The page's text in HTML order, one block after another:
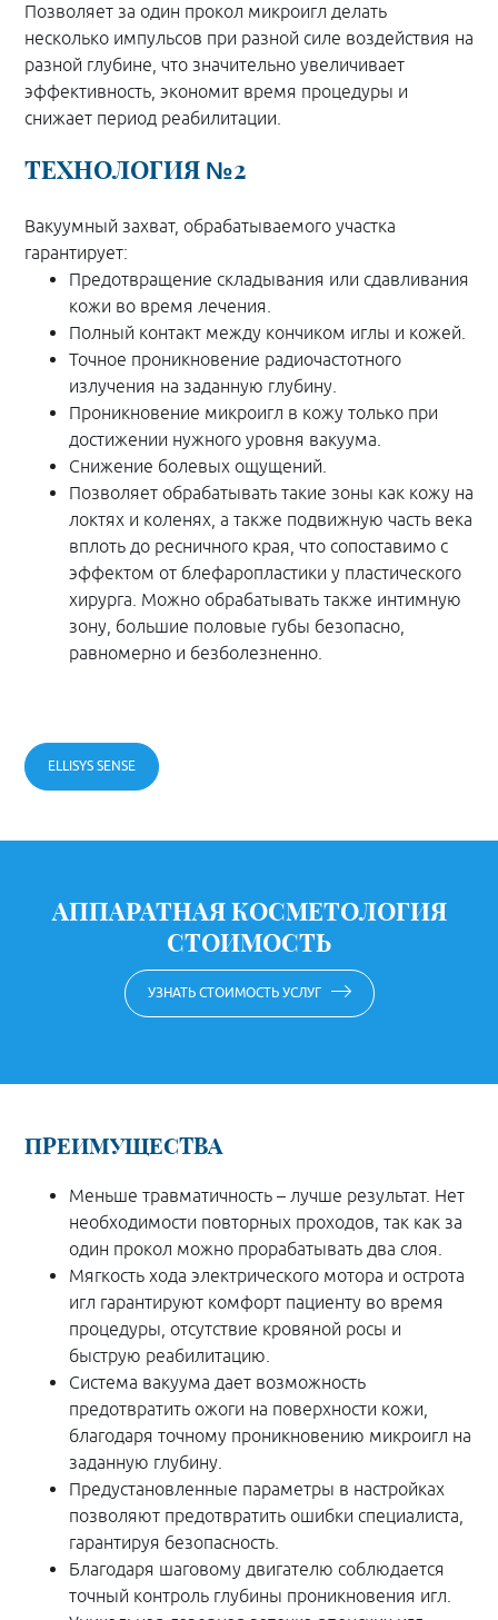
Позволяет за один прокол микроигл делать
несколько импульсов при разной силе воздействия на
разной глубине, что значительно увеличивает
эффективность, экономит время процедуры и
снижает период реабилитации.
ТЕХНОЛОГИЯ №2
Вакуумный захват, обрабатываемого участка
гарантирует:
Предотвращение складывания или сдавливания
кожи во время лечения.
Полный контакт между кончиком иглы и кожей.
Точное проникновение радиочастотного
излучения на заданную глубину.
Проникновение микроигл в кожу только при
достижении нужного уровня вакуума.
Снижение болевых ощущений.
Позволяет обрабатывать такие зоны как кожу на
локтях и коленях, а также подвижную часть века
вплоть до ресничного края, что сопоставимо с
эффектом от блефаропластики у пластического
хирурга. Можно обрабатывать также интимную
зону, большие половые губы безопасно,
равномерно и безболезненно.
ELLISYS SENSE
АППАРАТНАЯ КОСМЕТОЛОГИЯ
СТОИМОСТЬ
УЗНАТЬ СТОИМОСТЬ УСЛУГ
ПРЕИМУЩЕСТВА
Меньше травматичность – лучше результат. Нет
необходимости повторных проходов, так как за
один прокол можно прорабатывать два слоя.
Мягкость хода электрического мотора и острота
игл гарантируют комфорт пациенту во время
процедуры, отсутствие кровяной росы и
быструю реабилитацию.
Система вакуума дает возможность
предотвратить ожоги на поверхности кожи,
благодаря точному проникновению микроигл на
заданную глубину.
Предустановленные параметры в настройках
позволяют предотвратить ошибки специалиста,
гарантируя безопасность.
Благодаря шаговому двигателю соблюдается
точный контроль глубины проникновения игл.